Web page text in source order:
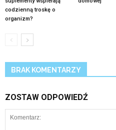
codzienną troskę o
organizm?
BRAK KOMENTARZY
ZOSTAW ODPOWIEDŹ